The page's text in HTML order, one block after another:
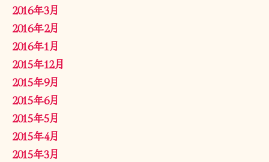
2016年3月
2016年2月
2016年1月
2015年12月
2015年9月
2015年6月
2015年5月
2015年4月
2015年3月